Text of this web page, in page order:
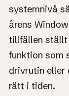
systemnivå
årens
tillfällen ställt
funktion som
drivrutin eller
rätt i tiden.